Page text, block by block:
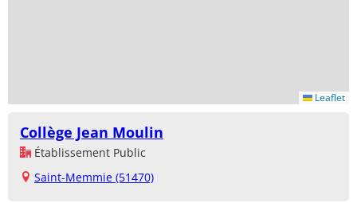
Leaflet
Collège Jean Moulin
Établissement Public
Saint-Memmie (51470)